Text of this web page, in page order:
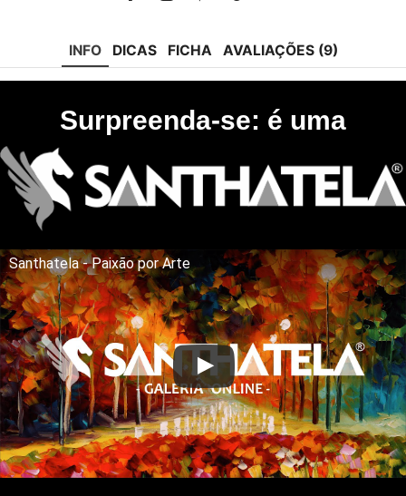
INFO DICAS FICHA AVALIAÇÕES (9)
Surpreenda-se: é uma
Santhatela - Paixão por Arte